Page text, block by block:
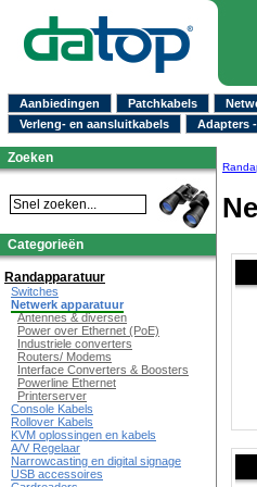
Aanbiedingen Patchkabels
Verleng- en aansluitkabels
Adapters
Zoeken
Categorieën
Randapparatuur
Switches
Netwerk apparatuur
Antennes & diversen
Power over Ethernet (PoE)
Industriele converters
Routers/ Modems
Interface Converters & Boosters
Powerline Ethernet
Printerserver
Console Kabels
Rollover Kabels
KVM oplossingen en kabels
A/V Regelaar
Narrowcasting en digital signage
USB accessoires